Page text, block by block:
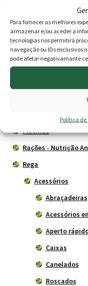
Para fornecer as melhores
armazenar e/ou aceder a
tecnologias nos permitirá
navegação ou IDs exclusivos
pode afetar negativamante
Política de
Animais
Cercas eléctricas
Construção
Piscinas
Rações - Nutrição
Rega
Acessórios
Abraçadeiras
Acessórios
Aperto
Caixas
Canelados
Roscados